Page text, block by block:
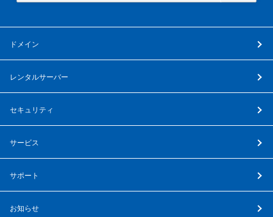
ドメイン
レンタルサーバー
セキュリティ
サービス
サポート
お知らせ